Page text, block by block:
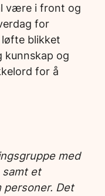
være i front og
for
løfte blikket
kunnskap og
for å
med
et
personer. Det